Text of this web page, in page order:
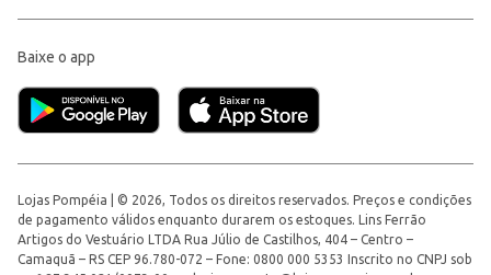
Baixe o app
Lojas Pompéia | © 2026, Todos os direitos reservados. Preços e condições
de pagamento válidos enquanto durarem os estoques. Lins Ferrão
Artigos do Vestuário LTDA Rua Júlio de Castilhos, 404 – Centro –
Camaquã – RS CEP 96.780-072 – Fone: 0800 000 5353 Inscrito no CNPJ sob